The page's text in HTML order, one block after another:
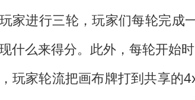
家进行三轮，玩家们每轮完成
什么来得分。此外，每轮开始
玩家轮流把画布牌打到共享的